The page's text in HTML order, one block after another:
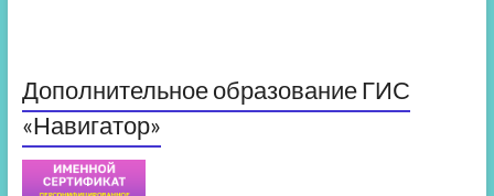
Дополнительное образование ГИС
«Навигатор»